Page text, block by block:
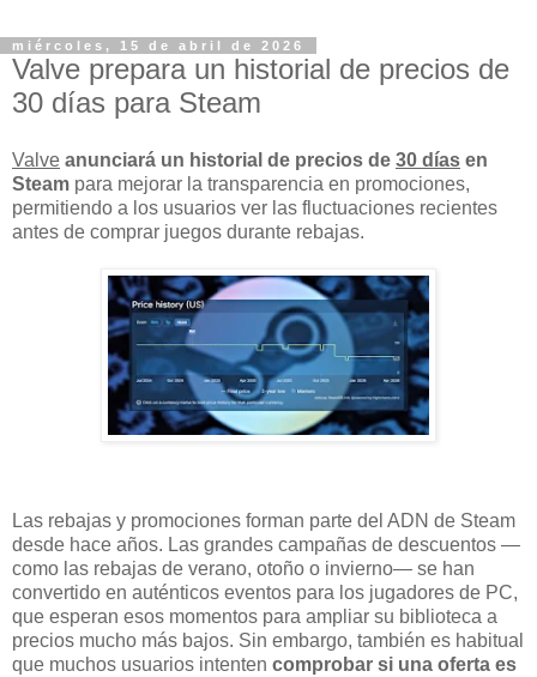
miércoles, 15 de abril de 2026
Valve prepara un historial de precios de
30 días para Steam
Valve anunciará un historial de precios de 30 días en
Steam para mejorar la transparencia en promociones,
permitiendo a los usuarios ver las fluctuaciones recientes
antes de comprar juegos durante rebajas.
Las rebajas y promociones forman parte del ADN de Steam
desde hace años. Las grandes campañas de descuentos —
como las rebajas de verano, otoño o invierno— se han
convertido en auténticos eventos para los jugadores de PC,
que esperan esos momentos para ampliar su biblioteca a
precios mucho más bajos. Sin embargo, también es habitual
que muchos usuarios intenten comprobar si una oferta es